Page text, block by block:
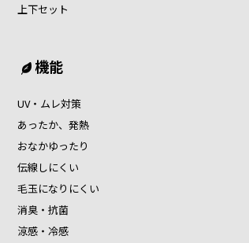
上下セット
機能
UV・ムレ対策
あったか、発熱
おなかゆったり
伝線しにくい
毛玉になりにくい
消臭・抗菌
涼感・冷感